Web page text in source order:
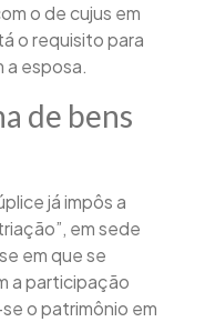
o de cujus em
o requisito para
a esposa.
de bens
já impôs a
em sede
em que se
a participação
o patrimônio em